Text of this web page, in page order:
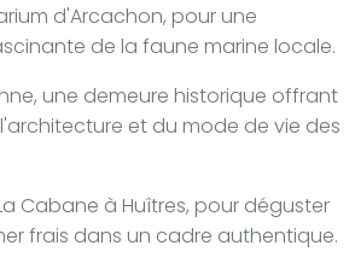
d'Arcachon, pour une
de la faune marine locale.
une demeure historique offrant
et du mode de vie des
Cabane à Huîtres, pour déguster
frais dans un cadre authentique.